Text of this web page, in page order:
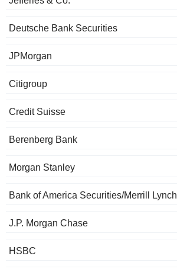
Deutsche Bank Securities
JPMorgan
Citigroup
Credit Suisse
Berenberg Bank
Morgan Stanley
Bank of America Securities/Merrill Lynch
J.P. Morgan Chase
HSBC